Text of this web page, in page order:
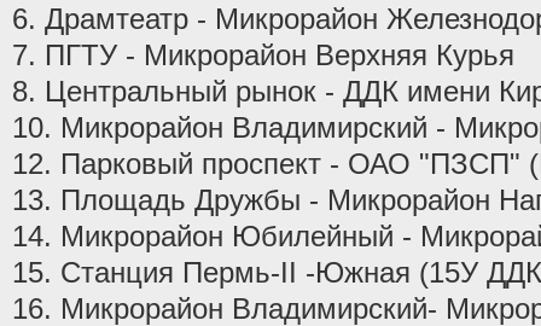
6. Драмтеатр - Микрорайон
7. ПГТУ - Микрорайон Верхняя Курья
8. Центральный рынок - ДДК имени
10. Микрорайон Владимирский -
12. Парковый проспект - ОАО "ПЗСП"
13. Площадь Дружбы - Микрорайон
14. Микрорайон Юбилейный -
15. Станция Пермь-II -Южная (15У
16. Микрорайон Владимирский-